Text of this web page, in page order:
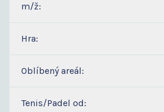
m/ž:
Hra:
Oblíbený areál:
Tenis/Padel od: